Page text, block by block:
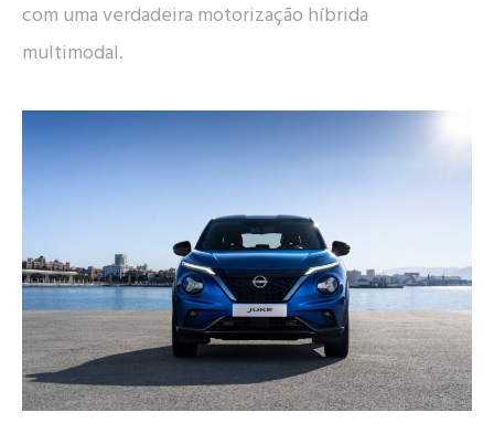
com uma verdadeira motorização híbrida
multimodal.